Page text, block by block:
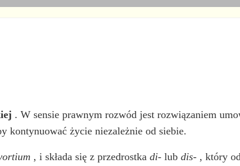
. W sensie prawnym rozwód jest rozwiązaniem
kontynuować życie niezależnie od siebie.
, i składa się z przedrostkadi- lubdis- , który